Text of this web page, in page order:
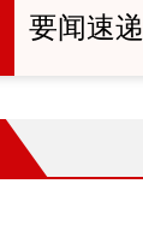
要闻速递